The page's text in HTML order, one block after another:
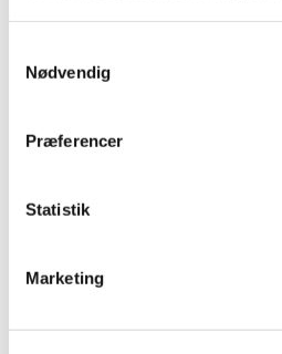
Nødvendig
Præferencer
Statistik
Marketing